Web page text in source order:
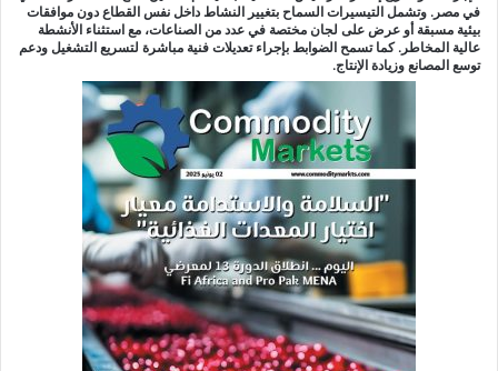
في مصر. وتشمل التيسيرات السماح بتغيير النشاط داخل نفس القطاع دون موافقات
بيئية مسبقة أو عرض على لجان مختصة في عدد من الصناعات، مع استثناء الأنشطة
عالية المخاطر. كما تسمح الضوابط بإجراء تعديلات فنية مباشرة لتسريع التشغيل ودعم
توسع المصانع وزيادة الإنتاج.